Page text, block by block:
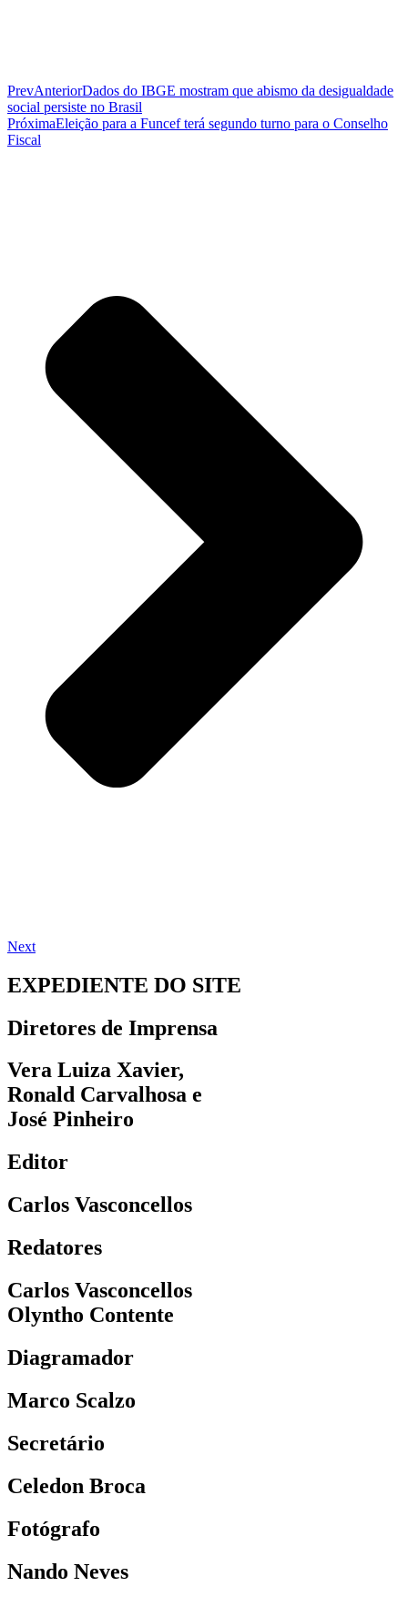
PrevAnteriorDados do IBGE mostram que abismo da desigualdade
social persiste no Brasil
PróximaEleição para a Funcef terá segundo turno para o Conselho
Fiscal
Next
EXPEDIENTE DO SITE
Diretores de Imprensa
Vera Luiza Xavier,
Ronald Carvalhosa e
José Pinheiro
Editor
Carlos Vasconcellos
Redatores
Carlos Vasconcellos
Olyntho Contente
Diagramador
Marco Scalzo
Secretário
Celedon Broca
Fotógrafo
Nando Neves